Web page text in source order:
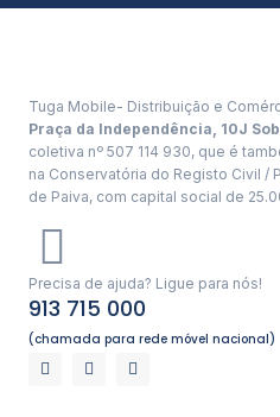
Tuga Mobile- Distribuição e
Praça da Independência, 10J
coletiva nº 507 114 930, que é
na Conservatória do Registo Civil /
de Paiva, com capital social de
Precisa de ajuda? Ligue para nós!
913 715 000
(chamada para rede móvel nacional)